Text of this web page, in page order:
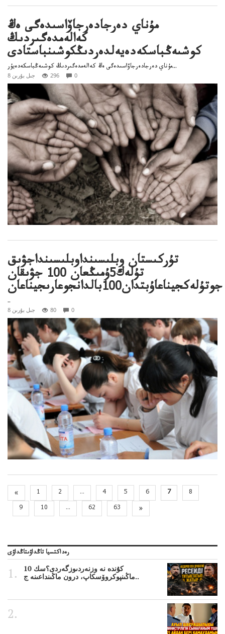
مۇناي دەرجادەرجاۆاسىدەگى ەڭ
كەالەمدەگىردىڭ
كوشىەڭباسكەدەيەلدەردىڭكوشىنباستادى
مۇناي دەرجادەرجاۆاسىدەگى ەڭ كەالەمدەگىردىڭ كوشىەڭباسكەدەيۇر...
8 جىل بۇرىن 296 0
تۇركىستان وبلىسىنداوبلىسىنداجۋىق
تۇلەك5ۇمىڭعان 100 جۋىقان
جوتۇلەكجيناعاۇبتدان100بالدانجوعارىجيناعان
..
8 جىل بۇرىن 80 0
« 1 2 ... 4 5 6 7
8
9
10 ... 62 63 »
رەداكتسيا تاڭداۋىتاڭداۋى
10 كۇندە نە وزنەردىوزگەردى؟سك
ماڭىنپوكروۆسكاپ، درون ماڭىنداعىنە ج..